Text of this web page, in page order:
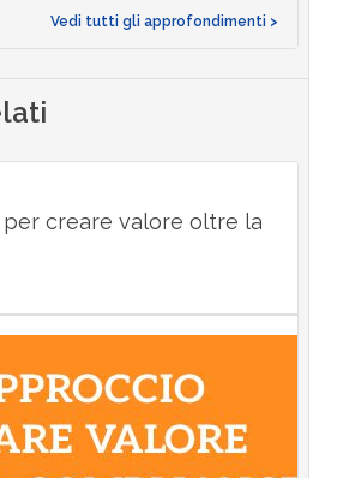
Vedi tutti gli approfondimenti >
per creare valore oltre la